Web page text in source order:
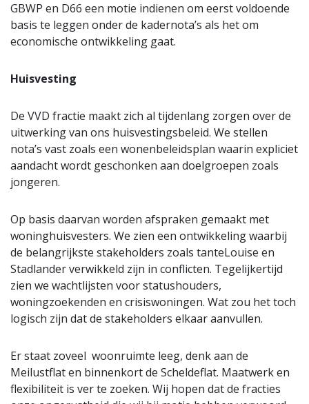
GBWP en D66 een motie indienen om eerst voldoende
basis te leggen onder de kadernota’s als het om
economische ontwikkeling gaat.
Huisvesting
De VVD fractie maakt zich al tijdenlang zorgen over de
uitwerking van ons huisvestingsbeleid. We stellen
nota’s vast zoals een wonenbeleidsplan waarin expliciet
aandacht wordt geschonken aan doelgroepen zoals
jongeren.
Op basis daarvan worden afspraken gemaakt met
woninghuisvesters. We zien een ontwikkeling waarbij
de belangrijkste stakeholders zoals tanteLouise en
Stadlander verwikkeld zijn in conflicten. Tegelijkertijd
zien we wachtlijsten voor statushouders,
woningzoekenden en crisiswoningen. Wat zou het toch
logisch zijn dat de stakeholders elkaar aanvullen.
Er staat zoveel woonruimte leeg, denk aan de
Meilustflat en binnenkort de Scheldeflat. Maatwerk en
flexibiliteit is ver te zoeken. Wij hopen dat de fracties